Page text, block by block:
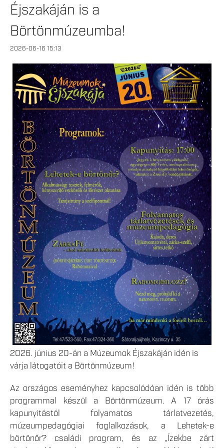
Éjszakáján is a
Börtönmúzeumba!
2026-06-16 15:13
2026. június 20-án a Múzeumok Éjszakáján idén is
várja látogatóit a Börtönmúzeum!
Az országos eseményhez kapcsolódóan idén is több
programmal készül a Börtönmúzeum. A 17 órás
kapunyitástól folyamatos tárlatvezetés,
múzeumpedagógiai foglalkozások, a Lehetek-e
börtönőr? családi program, és az „Ízekbe zárt